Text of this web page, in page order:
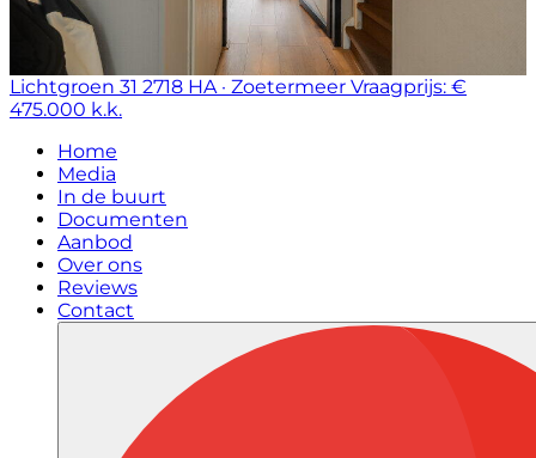
Lichtgroen 31 2718 HA · Zoetermeer Vraagprijs: €
475.000 k.k.
Home
Media
In de buurt
Documenten
Aanbod
Over ons
Reviews
Contact